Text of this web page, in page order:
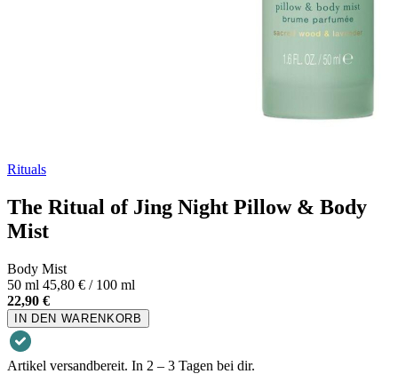
Rituals
The Ritual of Jing Night Pillow & Body
Mist
Body Mist
50 ml 45,80 € / 100 ml
22,90 €
IN DEN WARENKORB
Artikel versandbereit. In 2 – 3 Tagen bei dir.